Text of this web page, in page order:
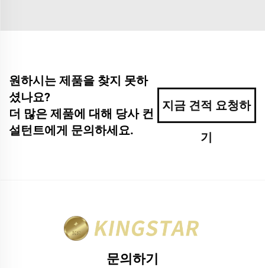
원하시는 제품을 찾지 못하
셨나요?
더 많은 제품에 대해 당사 컨
설턴트에게 문의하세요.
지금 견적 요청하
기
문의하기